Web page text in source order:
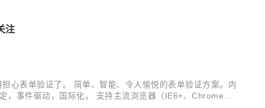
注
心表单验证了。 简单、智能、令人愉悦的表单验证方案。内
事件驱动，国际化。 支持主流浏览器（IE6+、Chrome、